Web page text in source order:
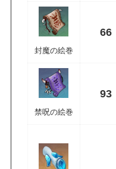
封魔の絵巻
66
禁呪の絵巻
93